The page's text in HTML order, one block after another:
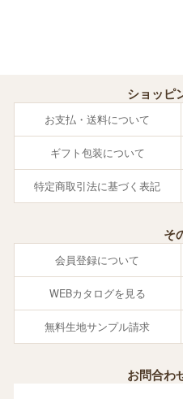
ショッピ
お支払・送料について
ギフト包装について
特定商取引法に基づく表記
そ
会員登録について
WEBカタログを見る
無料生地サンプル請求
お問合わ